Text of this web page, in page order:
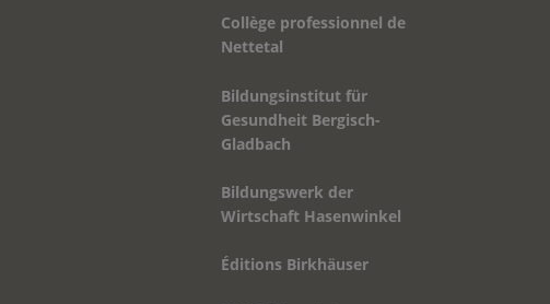
Bildungsinstitut für
Gesundheit Bergisch-
Bildungswerk der
Wirtschaft Hasenwinkel
Éditions Birkhäuser
Friedrichshafen